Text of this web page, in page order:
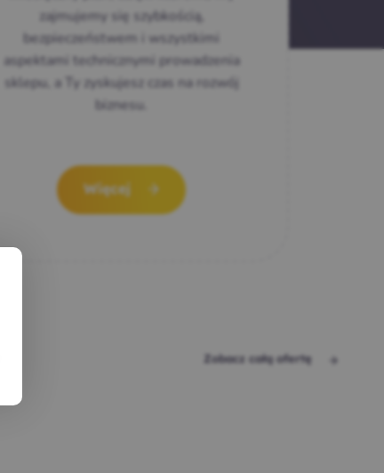
zajmujemy się szybkością,
bezpieczeństwem i wszystkimi
aspektami technicznymi prowadzenia
sklepu, a Ty zyskujesz czas na rozwój
biznesu.
Więcej
Zobacz całą ofertę